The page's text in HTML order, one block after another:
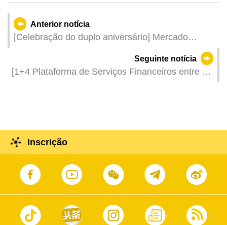
Anterior notícia
[Celebração do duplo aniversário] Mercado
Hengqin, de 15 a 17 de Novembro, construindo
uma plataforma de comercialização para
Seguinte notícia
[1+4 Plataforma de Serviços Financeiros entre a
Inscrição